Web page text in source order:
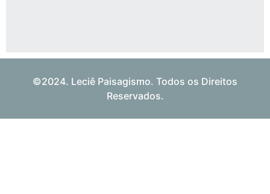
©2024. Leciê Paisagismo. Todos os Direitos
Reservados.